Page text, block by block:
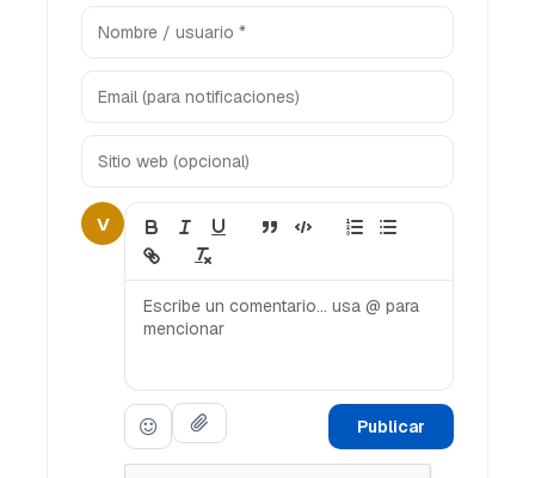
V
Publicar